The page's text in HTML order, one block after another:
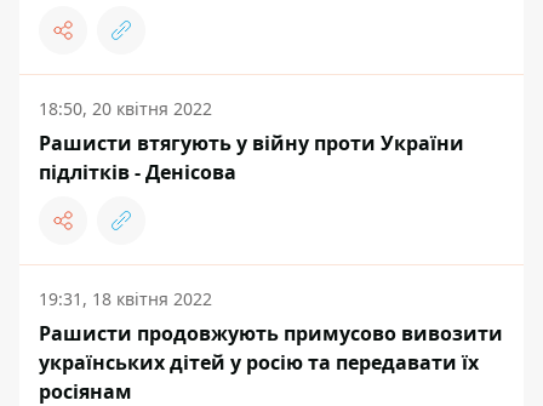
18:50, 20 квітня 2022
Рашисти втягують у війну проти України
підлітків - Денісова
19:31, 18 квітня 2022
Рашисти продовжують примусово вивозити
українських дітей у росію та передавати їх
росіянам